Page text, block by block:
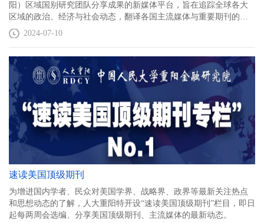
阳）区域国别研究团队分享成果的新媒体平台，旨在追踪全球各大
区域的政治、经济与社会动态，翻译各国主流媒体与重要期刊的前
沿理论观点，致力于为中国决策者、智库界同行提供有价值的研究
参考。
2024-07-10
速读美国顶级期刊
为增进国内学者、民众对美国学界、战略界、政界等最新关注热点
和思想动态的了解，人大重阳特开设“速读美国顶级期刊”栏目，即日
起每两周会选编、分享美国顶级期刊、主流媒体的最新动态。